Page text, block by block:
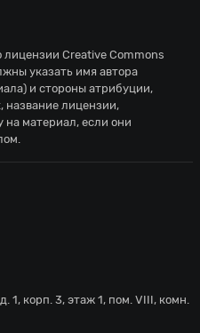
лицензии Creative Commons
указать имя автора
и стороны атрибуции,
название лицензии,
на материал, если они
1, корп. 3, этаж 1, пом. VIII, комн.